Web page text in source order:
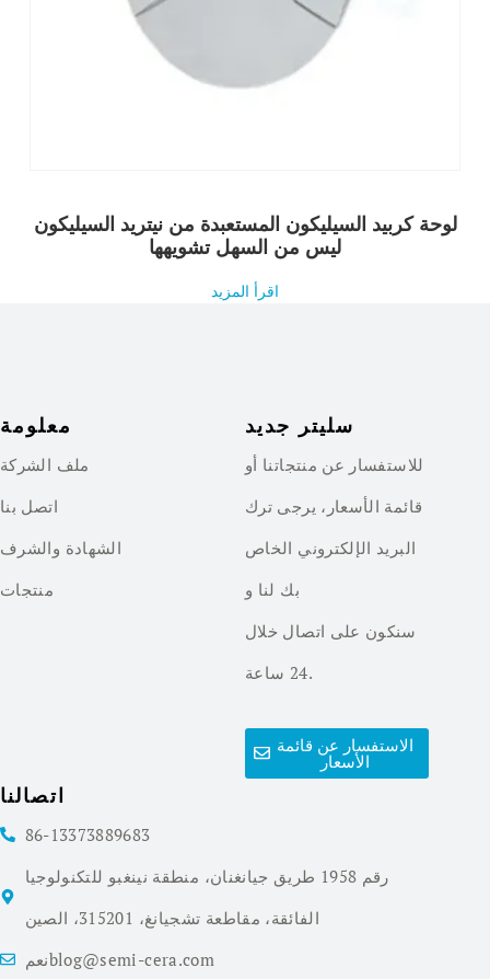
لوحة كربيد السيليكون المستعبدة من نيتريد السيليكون
ليس من السهل تشويهها
اقرأ المزيد
معلومة
ملف الشركة
اتصل بنا
الشهادة والشرف
منتجات
سليتر جديد
للاستفسار عن منتجاتنا أو
قائمة الأسعار، يرجى ترك
البريد الإلكتروني الخاص
بك لنا و
سنكون على اتصال خلال
24 ساعة.
الاستفسار عن قائمة
الأسعار
اتصالنا
86-13373889683
رقم 1958 طريق جيانغنان، منطقة نينغبو للتكنولوجيا
الفائقة، مقاطعة تشجيانغ، 315201، الصين
نعمblog@semi-cera.com